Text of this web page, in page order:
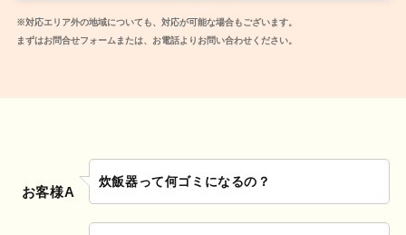
※対応エリア外の地域についても、対応が可能な場合もございます。
まずはお問合せフォームまたは、お電話よりお問い合わせください。
お客様A
炊飯器って何ゴミになるの？